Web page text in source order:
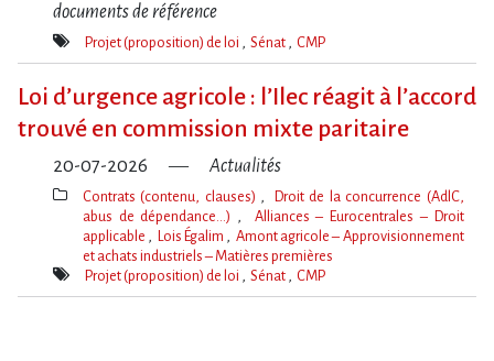
documents de référence
Mot(s)-
Projet (proposition) de loi Sénat CMP
Loi d​‌’urgence agricole : l​‌’Ilec réagit à l​‌’accord
trouvé en commission mixte paritaire
20-07-2026 Actualités
Thèmes(s)
Contrats (contenu, clauses)
Droit de la concurrence (AdlC,
abus de dépendance…)
Alliances – Eurocentrales – Droit
applicable
Lois Égalim
Amont agricole – Approvisionnement
et achats industriels – Matières premières
Mot(s)-
Projet (proposition) de loi Sénat CMP